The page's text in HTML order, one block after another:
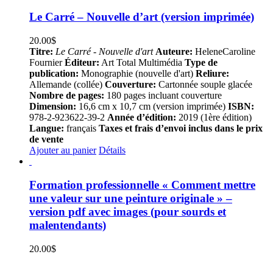
Le Carré – Nouvelle d’art (version imprimée)
20.00$
Titre: Le Carré - Nouvelle d'art Auteure: HeleneCaroline
FournierÉditeur: Art Total Multimédia Type de
publication: Monographie (nouvelle d'art) Reliure:
Allemande (collée) Couverture: Cartonnée souple glacée
Nombre de pages: 180 pages incluant couverture
Dimension: 16,6 cm x 10,7 cm (version imprimée) ISBN:
978-2-923622-39-2 Année d’édition: 2019 (1ère édition)
Langue: français Taxes et frais d’envoi inclus dans le prix
de vente
Ajouter au panier Détails
Formation professionnelle « Comment mettre
une valeur sur une peinture originale » –
version pdf avec images (pour sourds et
malentendants)
20.00$